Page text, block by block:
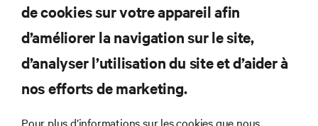
RESSOURCES
SUPPORT
de cookies sur votre appareil afin
d’améliorer la navigation sur le site,
d’analyser l’utilisation du site et d’aider à
nos efforts de marketing.
Pour plus d’informations sur les cookies que nous